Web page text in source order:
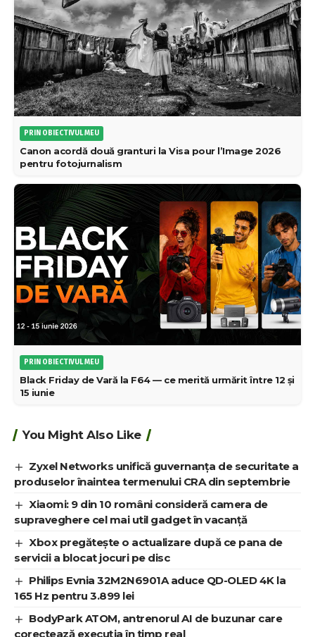
PRIN OBIECTIVUL MEU
Canon acordă două granturi la Visa pour l’Image 2026
pentru fotojurnalism
PRIN OBIECTIVUL MEU
Black Friday de Vară la F64 — ce merită urmărit între 12 și
15 iunie
You Might Also Like
Zyxel Networks unifică guvernanța de securitate a
produselor înaintea termenului CRA din septembrie
Xiaomi: 9 din 10 români consideră camera de
supraveghere cel mai util gadget în vacanță
Xbox pregătește o actualizare după ce pana de
servicii a blocat jocuri pe disc
Philips Evnia 32M2N6901A aduce QD-OLED 4K la
165 Hz pentru 3.899 lei
BodyPark ATOM, antrenorul AI de buzunar care
corectează execuția în timp real